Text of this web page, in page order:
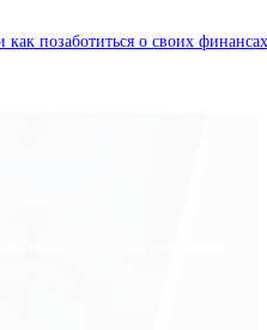
позаботиться о своих финансах